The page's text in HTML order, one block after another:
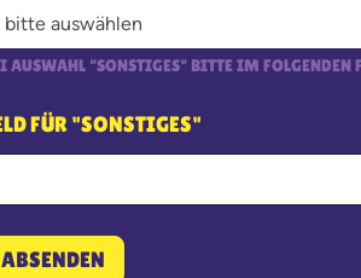
AUSWAHL "SONSTIGES" BITTE IM FOLGENDEN
FÜR "SONSTIGES"
ABSENDEN